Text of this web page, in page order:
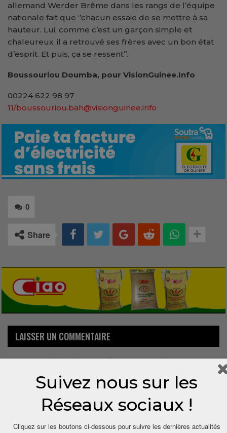
allemand Werder Brême dans les rangs de l’équipe
nationale fait que ‘’chacun essaie de se mettre à sa
hauteur. Lui, comme c’est un garçon simple et
chaleureux, il a retrouvé ses frères avec un bon état
d’esprit. Et puis, ça se ressent’’.
Boussouriou Doumba, pour VisionGuinee.Info
00224 622 98 97
11/boussouriou.bah@visionguinee.info
0
Share
LAISSER UN COMMENTAIRE
Votre adresse email ne sera pas publiée.
Suivez nous sur les
Réseaux sociaux !
Cliquez sur les boutons ci-dessous pour suivre les dernières actualités